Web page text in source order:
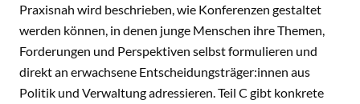
Praxisnah wird beschrieben, wie Konferenzen gestaltet
werden können, in denen junge Menschen ihre Themen,
Forderungen und Perspektiven selbst formulieren und
direkt an erwachsene Entscheidungsträger:innen aus
Politik und Verwaltung adressieren. Teil C gibt konkrete